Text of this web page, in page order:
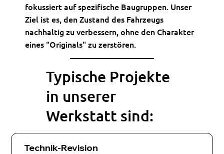
fokussiert auf spezifische Baugruppen. Unser
Ziel ist es, den Zustand des Fahrzeugs
nachhaltig zu verbessern, ohne den Charakter
eines "Originals" zu zerstören.
Typische Projekte
in unserer
Werkstatt sind:
Technik-Revision